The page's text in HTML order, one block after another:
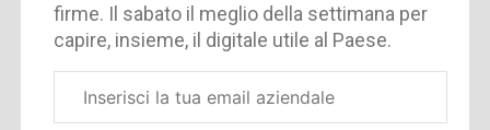
firme. Il sabato il meglio della settimana per
capire, insieme, il digitale utile al Paese.
aziendale